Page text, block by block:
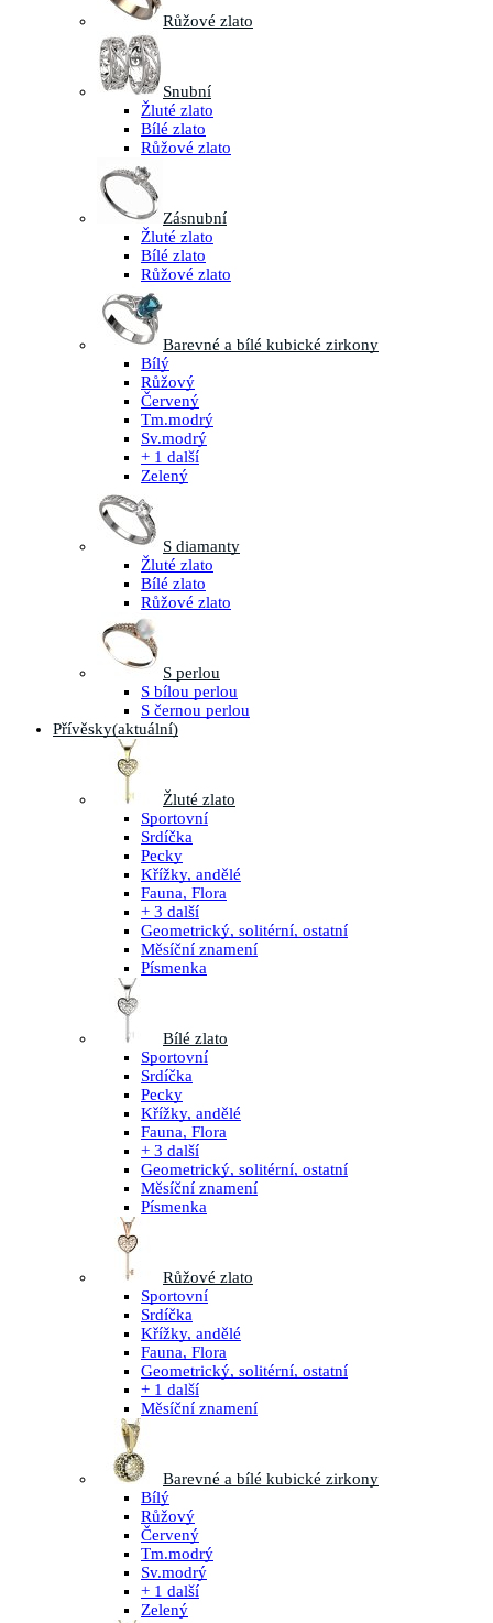
Růžové zlato
Snubní
Žluté zlato
Bílé zlato
Růžové zlato
Zásnubní
Žluté zlato
Bílé zlato
Růžové zlato
Barevné a bílé kubické zirkony
Bílý
Růžový
Červený
Tm.modrý
Sv.modrý
+ 1 další
Zelený
S diamanty
Žluté zlato
Bílé zlato
Růžové zlato
S perlou
S bílou perlou
S černou perlou
Přívěsky(aktuální)
Žluté zlato
Sportovní
Srdíčka
Pecky
Křížky, andělé
Fauna, Flora
+ 3 další
Geometrický, solitérní, ostatní
Měsíční znamení
Písmenka
Bílé zlato
Sportovní
Srdíčka
Pecky
Křížky, andělé
Fauna, Flora
+ 3 další
Geometrický, solitérní, ostatní
Měsíční znamení
Písmenka
Růžové zlato
Sportovní
Srdíčka
Křížky, andělé
Fauna, Flora
Geometrický, solitérní, ostatní
+ 1 další
Měsíční znamení
Barevné a bílé kubické zirkony
Bílý
Růžový
Červený
Tm.modrý
Sv.modrý
+ 1 další
Zelený